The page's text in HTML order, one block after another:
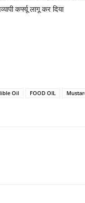
कर्फ्यू लागू कर दिया
Oil FOOD OIL